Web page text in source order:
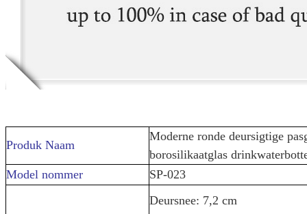
Produk Naam
Moderne ronde deursigtige
borosilikaatglas
Model nommer
SP-023
Deursnee: 7,2 cm